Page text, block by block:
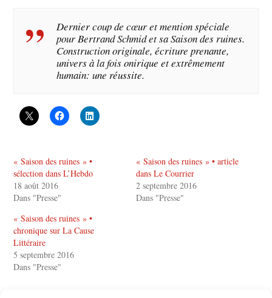
Dernier coup de cœur et mention spéciale
pour Bertrand Schmid et sa Saison des ruines.
Construction originale, écriture prenante,
univers à la fois onirique et extrêmement
humain: une réussite.
« Saison des ruines » •
sélection dans L’Hebdo
18 août 2016
Dans "Presse"
« Saison des ruines » • article
dans Le Courrier
2 septembre 2016
Dans "Presse"
« Saison des ruines » •
chronique sur La Cause
Littéraire
5 septembre 2016
Dans "Presse"